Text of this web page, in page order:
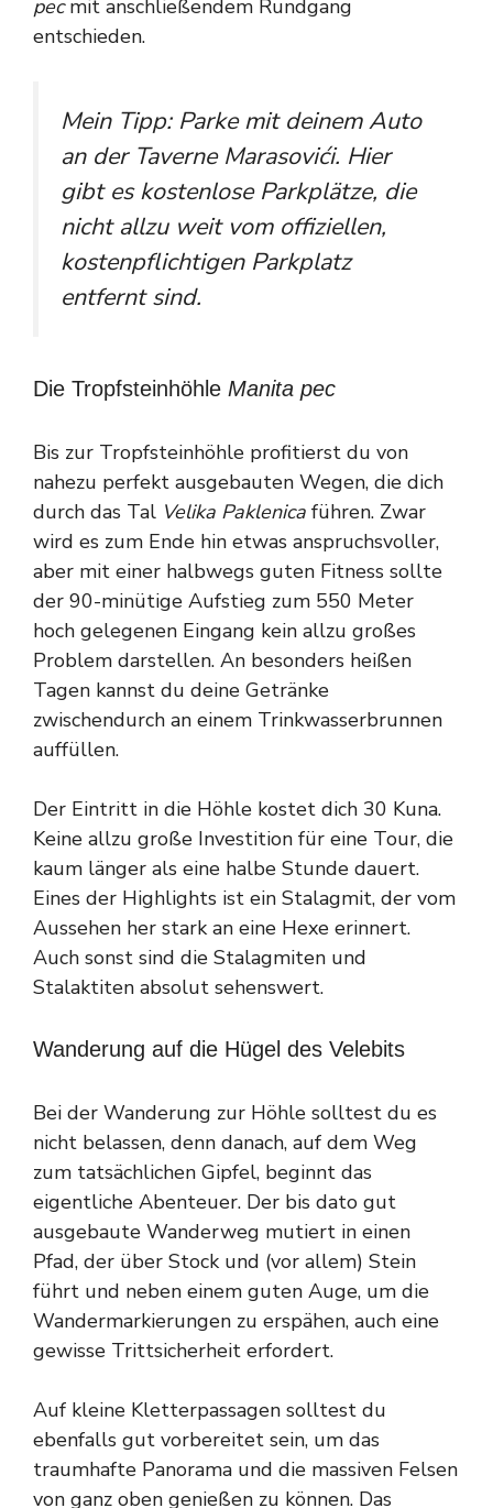
pecmit anschließendem Rundgang
entschieden.
Mein Tipp: Parke mit deinem Auto
an der Taverne Marasovići. Hier
gibt es kostenlose Parkplätze, die
nicht allzu weit vom offiziellen,
kostenpflichtigen Parkplatz
entfernt sind.
Die Tropfsteinhöhle Manita pec
Bis zur Tropfsteinhöhle profitierst du von
nahezu perfekt ausgebauten Wegen, die dich
durch das Tal Velika Paklenica führen. Zwar
wird es zum Ende hin etwas anspruchsvoller,
aber mit einer halbwegs guten Fitness sollte
der 90-minütige Aufstieg zum 550 Meter
hoch gelegenen Eingang kein allzu großes
Problem darstellen. An besonders heißen
Tagen kannst du deine Getränke
zwischendurch an einem Trinkwasserbrunnen
auffüllen.
Der Eintritt in die Höhle kostet dich 30 Kuna.
Keine allzu große Investition für eine Tour, die
kaum länger als eine halbe Stunde dauert.
Eines der Highlights ist ein Stalagmit, der vom
Aussehen her stark an eine Hexe erinnert.
Auch sonst sind die Stalagmiten und
Stalaktiten absolut sehenswert.
Wanderung auf die Hügel des Velebits
Bei der Wanderung zur Höhle solltest du es
nicht belassen, denn danach, auf dem Weg
zum tatsächlichen Gipfel, beginnt das
eigentliche Abenteuer. Der bis dato gut
ausgebaute Wanderweg mutiert in einen
Pfad, der über Stock und (vor allem) Stein
führt und neben einem guten Auge, um die
Wandermarkierungen zu erspähen, auch eine
gewisse Trittsicherheit erfordert.
Auf kleine Kletterpassagen solltest du
ebenfalls gut vorbereitet sein, um das
traumhafte Panorama und die massiven Felsen
von ganz oben genießen zu können. Das